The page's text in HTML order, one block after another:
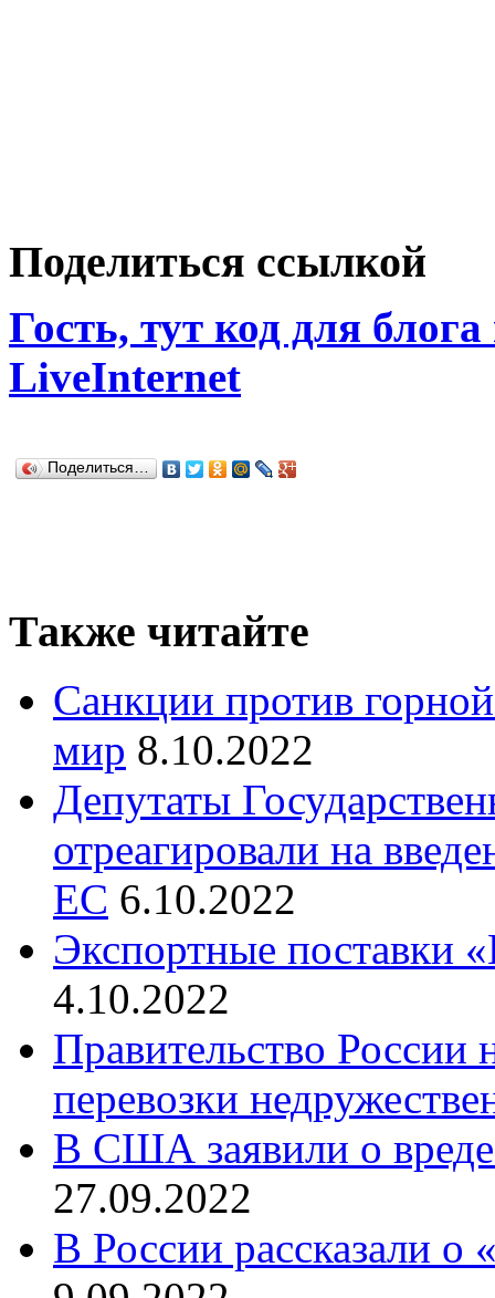
Поделиться ссылкой
Гость, тут код для
LiveInternet
Поделиться…
Также читайте
Санкции против
мир 8.10.2022
Депутаты
отреагировали на
ЕС 6.10.2022
Экспортные поставки
4.10.2022
Правительство России
перевозки
В США заявили о
27.09.2022
В России рассказали о